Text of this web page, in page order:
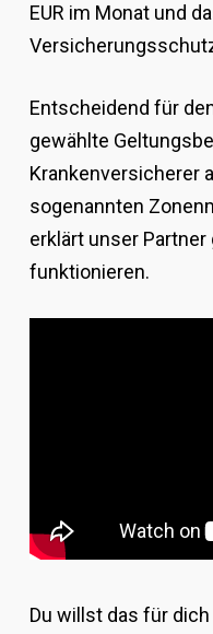
EUR im Monat und
Entscheidend für
gewählte
Krankenversicherer
sogenannten
erklärt unser
funktionieren.
Du willst das für